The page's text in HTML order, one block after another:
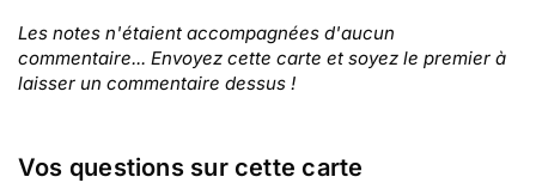
Les notes n'étaient accompagnées d'aucun
commentaire... Envoyez cette carte et soyez le premier à
laisser un commentaire dessus !
Vos questions sur cette carte